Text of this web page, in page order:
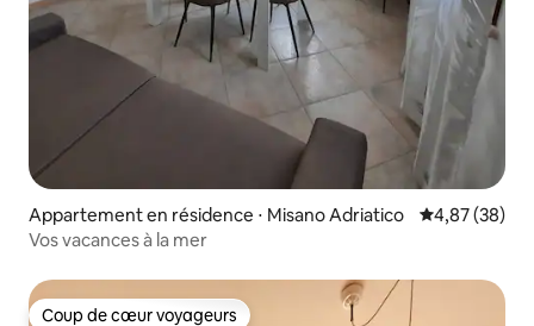
Appartement en résidence ⋅ Misano Adriatico Évaluation
4,87 (38)
Vos vacances à la mer
Coup de cœur voyageurs